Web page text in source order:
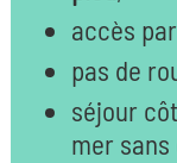
accès
pas de
séjour
mer